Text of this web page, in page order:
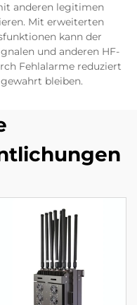
anderen legitimen
Mit erweiterten
kann der
und anderen HF-
Fehlalarme reduziert
bleiben.